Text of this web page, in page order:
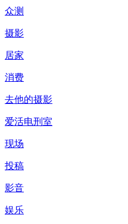
众测
摄影
居家
消费
去他的摄影
爱活电刑室
现场
投稿
影音
娱乐